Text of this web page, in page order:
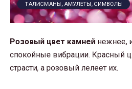
ТАЛИСМАНЫ, АМУЛЕТЫ, СИМВОЛЫ
Розовый цвет камней нежнее,
спокойные вибрации. Красный
страсти, а розовый лелеет их.